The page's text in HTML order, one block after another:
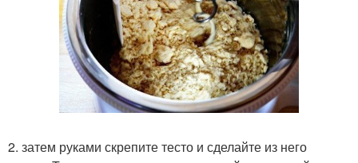
2. затем руками скрепите тесто и сделайте из него